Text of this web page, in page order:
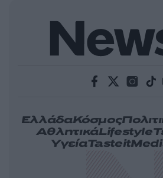
ΕλλάδαΚόσμος
ΑθλητικάLifestyle
ΥγείαTasteit